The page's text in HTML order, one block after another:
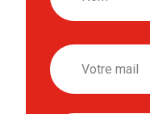
Email